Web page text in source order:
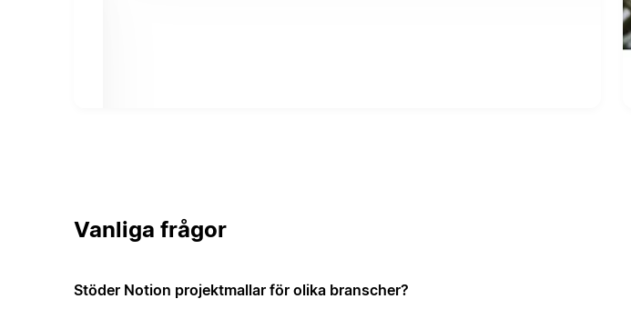
Vanliga frågor
Stöder Notion projektmallar för olika branscher?